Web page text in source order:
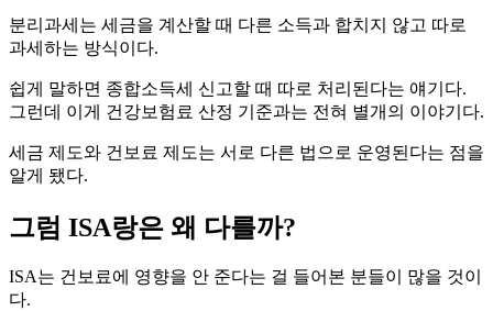
분리과세는 세금을 계산할 때 다른 소득과 합치지 않고 따로
과세하는 방식이다.
쉽게 말하면 종합소득세 신고할 때 따로 처리된다는 얘기다.
그런데 이게 건강보험료 산정 기준과는 전혀 별개의 이야기다.
세금 제도와 건보료 제도는 서로 다른 법으로 운영된다는 점을
알게 됐다.
그럼 ISA랑은 왜 다를까?
ISA는 건보료에 영향을 안 준다는 걸 들어본 분들이 많을 것이
다.